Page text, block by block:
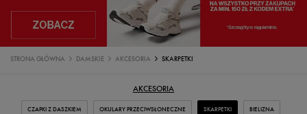
STRONA GŁÓWNA DAMSKIE AKCESORIA SKARPETKI
AKCESORIA
CZAPKI Z DASZKIEM OKULARY PRZECIWSŁONECZNE SKARPETKI BIELIZNA